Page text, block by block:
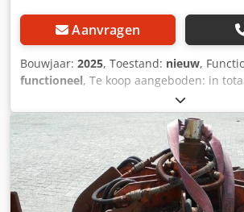
Aanvragen
Bouwjaar: 2025, Toestand: nieuw,
functioneel, Te koop aangeboden: in
ongebruikte Big Bags. Op één pallet
stuks. Levering op pallet mogelijk,
rekening gebracht. Dwodpfxsxr Dm As
uitvoering: Big Bags, vormvast, ongecoat,
werklast) 1250 kg, SF 6:1, 200 g/m²,
onderzijde gesloten, 4 hijslussen van 25
gestabiliseerd, op EWP ca. (100x120x100